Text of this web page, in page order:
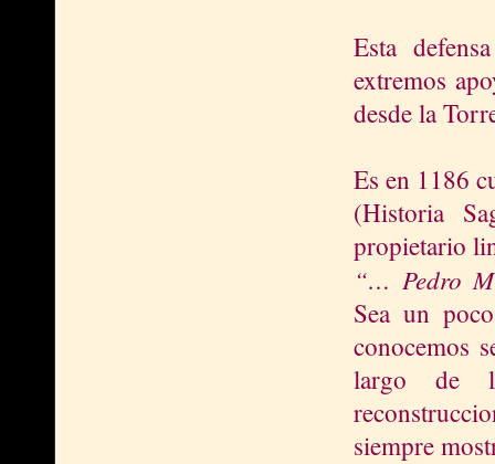
Esta
extremos
desde la
Es en 1186
(Historia
propietario
“… Pedro
Sea un
conocemos
largo de
siempre